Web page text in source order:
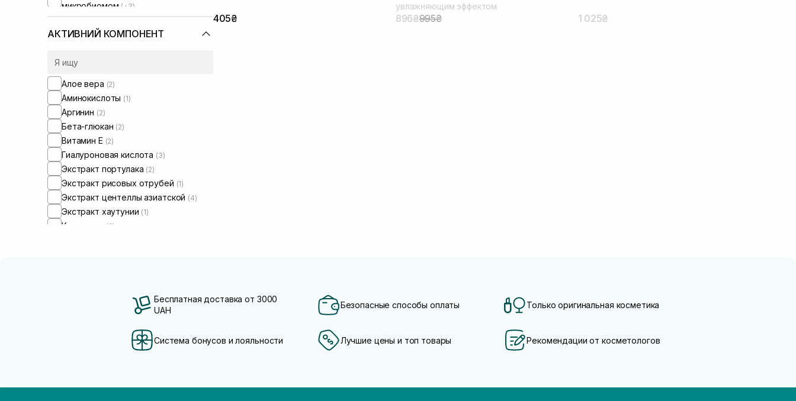
микробиомом (+3)
Увлажняющие сыворотки для лица
(+1)
АКТИВНИЙ КОМПОНЕНТ
Алое вера (2)
Аминокислоты (1)
Аргинин (2)
Бета-глюкан (2)
Витамин Е (2)
Гиалуроновая кислота (3)
Экстракт портулака (2)
Экстракт рисовых отрубей (1)
Экстракт центеллы азиатской (4)
Экстракт хаутунии (1)
Керамиды (2)
405₴
увлажняющим эффектом
896₴995₴ 1 025₴
Бесплатная доставка от 3000
UAH
Безопасные способы оплаты Только оригинальная косметика
Система бонусов и лояльности Лучшие цены и топ товары Рекомендации от косметологов